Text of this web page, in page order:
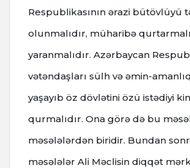
Respublikasının ərazi bütövlüyü
olunmalıdır, müharibə
yaranmalıdır. Azərbaycan
vətəndaşları sülh və əmin-
yaşayıb öz dövlətini özü istədiyi
qurmalıdır. Ona görə də bu
məsələlərdən biridir. Bundan
məsələlər Ali Məclisin diqqət